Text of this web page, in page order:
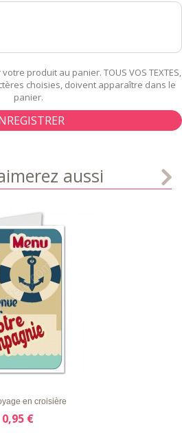
votre produit au panier. TOUS VOS TEXTES,
choisies, doivent apparaître dans le
panier.
aussi
en croisière
0,95 €